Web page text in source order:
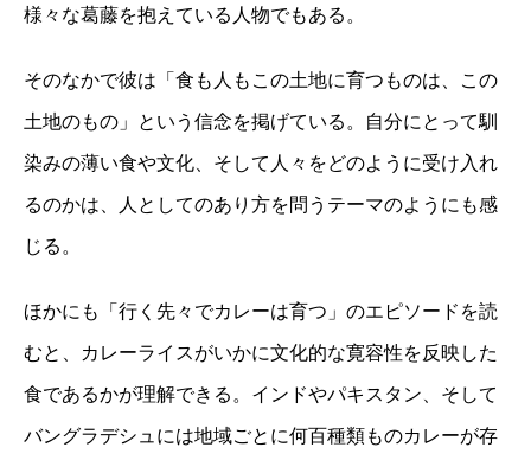
様々な葛藤を抱えている人物でもある。
そのなかで彼は「食も人もこの土地に育つものは、この
土地のもの」という信念を掲げている。自分にとって馴
染みの薄い食や文化、そして人々をどのように受け入れ
るのかは、人としてのあり方を問うテーマのようにも感
じる。
ほかにも「行く先々でカレーは育つ」のエピソードを読
むと、カレーライスがいかに文化的な寛容性を反映した
食であるかが理解できる。インドやパキスタン、そして
バングラデシュには地域ごとに何百種類ものカレーが存